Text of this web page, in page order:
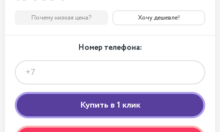
Почему низкая цена? Хочу дешевле!
Номер телефона: